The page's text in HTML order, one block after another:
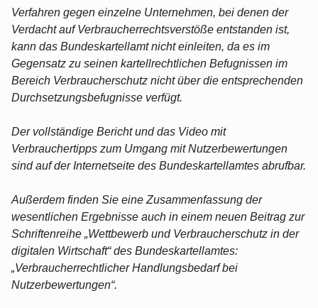
Verfahren gegen einzelne Unternehmen, bei denen der
Verdacht auf Verbraucherrechtsverstöße entstanden ist,
kann das Bundeskartellamt nicht einleiten, da es im
Gegensatz zu seinen kartellrechtlichen Befugnissen im
Bereich Verbraucherschutz nicht über die entsprechenden
Durchsetzungsbefugnisse verfügt.
Der vollständige Bericht und das Video mit
Verbrauchertipps zum Umgang mit Nutzerbewertungen
sind auf der Internetseite des Bundeskartellamtes abrufbar.
Außerdem finden Sie eine Zusammenfassung der
wesentlichen Ergebnisse auch in einem neuen Beitrag zur
Schriftenreihe „Wettbewerb und Verbraucherschutz in der
digitalen Wirtschaft“ des Bundeskartellamtes:
„Verbraucherrechtlicher Handlungsbedarf bei
Nutzerbewertungen“.